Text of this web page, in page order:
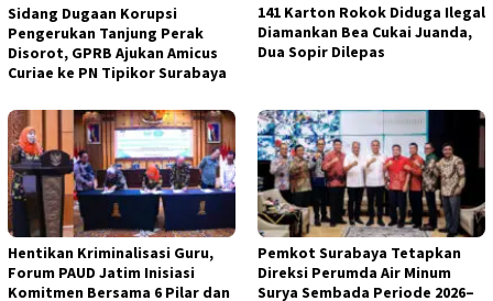
Sidang Dugaan Korupsi
Pengerukan Tanjung Perak
Disorot, GPRB Ajukan Amicus
Curiae ke PN Tipikor Surabaya
141 Karton Rokok Diduga Ilegal
Diamankan Bea Cukai Juanda,
Dua Sopir Dilepas
Hentikan Kriminalisasi Guru,
Forum PAUD Jatim Inisiasi
Komitmen Bersama 6 Pilar dan
Pemkot Surabaya Tetapkan
Direksi Perumda Air Minum
Surya Sembada Periode 2026–